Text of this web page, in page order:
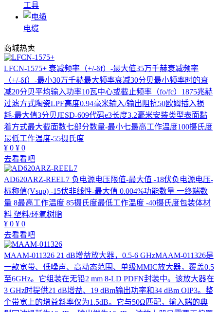
工具
电缆
商城热卖
LFCN-1575+ 衰减频率（+/-δf）-最大值35万千赫衰减频率
（+/-δf）-最小30万千赫最大频率衰减30分贝最小频率时的衰
减20分贝平均输入功率10瓦中心或截止频率（fo/fc）1875兆赫
过滤方式陶瓷LPF高度0.94毫米输入/输出阻抗50欧姆插入损
耗-最大值3分贝JESD-609代码e3长度3.2毫米安装类型表面黏
着方式最大截面数七部分数量-最小七最高工作温度100摄氏度
最低工作温度-55摄氏度
¥ 0 ¥ 0
去看看吧
AD620ARZ-REEL7 负电源电压限值-最大值 -18伏负电源电压-
标称值(Vsup) -15伏非线性-最大值 0.004%功能数量 一终端数
量 8最高工作温度 85摄氏度最低工作温度 -40摄氏度包装体材
料 塑料/环氧树脂
¥ 0 ¥ 0
去看看吧
MAAM-011326 21 dB增益放大器，0.5-6 GHzMAAM-011326是
一款宽带、低噪声、高动态范围、单级MMIC放大器，覆盖0.5
至6GHz。它组装在无铅2 mm 8-LD PDFN封装中。该放大器在
3 GHz时提供21 dB增益、19 dBm输出功率和34 dBm OIP3。整
个带宽上的增益斜率仅为1.5dB。它与50Ω匹配，输入端的典